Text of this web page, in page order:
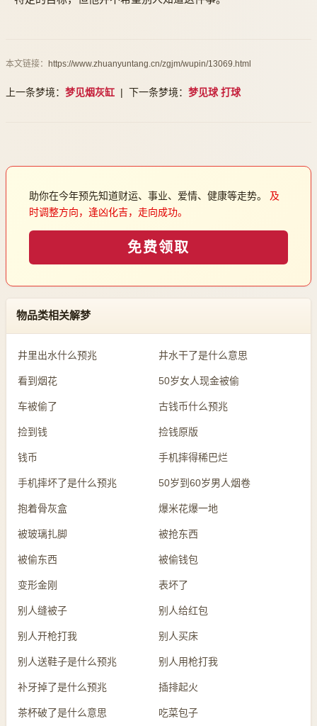
本文链接： https://www.zhuanyuntang.cn/zgjm/wupin/13069.html
上一条梦境： 梦见烟灰缸 | 下一条梦境： 梦见球 打球
助你在今年预先知道财运、事业、爱情、健康等走势。 及
时调整方向，逢凶化吉，走向成功。
免费领取
物品类相关解梦
井里出水什么预兆 井水干了是什么意思
看到烟花 50岁女人现金被偷
车被偷了 古钱币什么预兆
捡到钱 捡钱原版
钱币 手机摔得稀巴烂
手机摔坏了是什么预兆 50岁到60岁男人烟卷
抱着骨灰盒 爆米花爆一地
被玻璃扎脚 被抢东西
被偷东西 被偷钱包
变形金刚 表坏了
别人缝被子 别人给红包
别人开枪打我 别人买床
别人送鞋子是什么预兆 别人用枪打我
补牙掉了是什么预兆 插排起火
茶杯破了是什么意思 吃菜包子